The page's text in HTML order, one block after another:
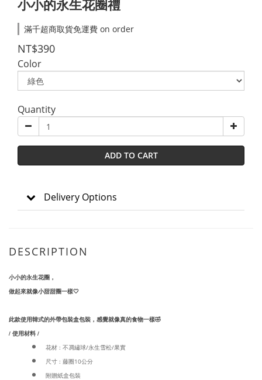
小小的永生花圈禮
滿千超商取貨免運費 on order
NT$390
Color
Quantity
ADD TO CART
Delivery Options
DESCRIPTION
小小的永生花圈，
做起來就像小甜甜圈一樣🤍
此款使用韓式的外帶包裝盒包裝，感覺就像真的食物一樣🤣
/ 使用材料 /
花材 : 不凋繡球/永生雪松/果實
尺寸 : 藤圈10公分
附贈紙盒包裝